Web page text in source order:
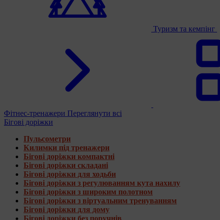
Туризм та кемпінг
Фітнес-тренажери Переглянути всі
Бігові доріжки
Пульсометри
Килимки під тренажери
Бігові доріжки компактні
Бігові доріжки складані
Бігові доріжки для ходьби
Бігові доріжки з регулюванням кута нахилу
Бігові доріжки з широким полотном
Бігові доріжки з віртуальним тренуванням
Бігові доріжки для дому
Бігові доріжки без поручнів